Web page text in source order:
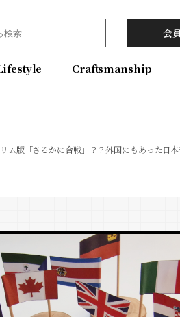
会
Craftsmanship
ム版「さるかに合戦」？？外国にもあった日